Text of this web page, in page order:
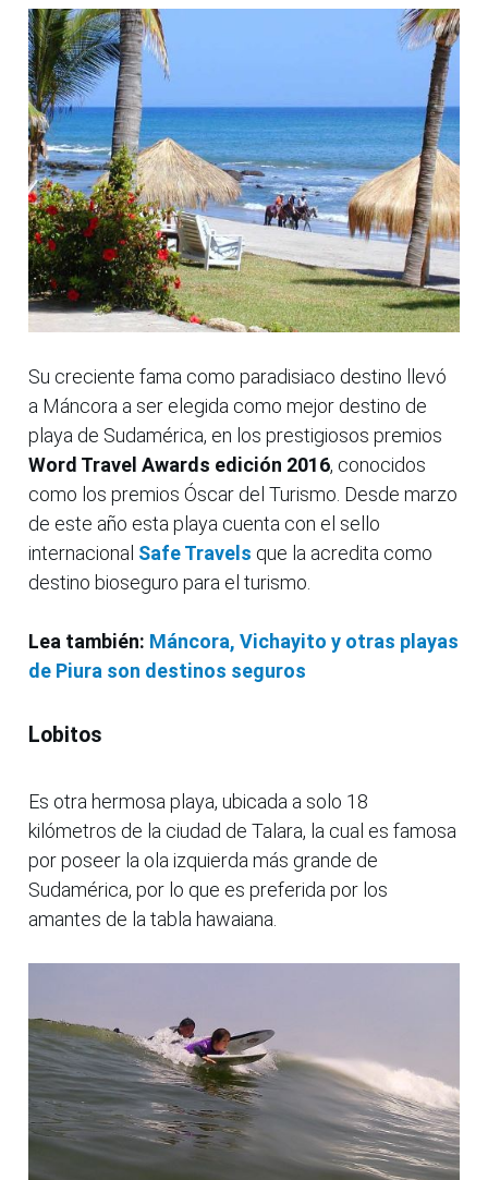
Su creciente fama como paradisiaco destino llevó
a Máncora a ser elegida como mejor destino de
playa de Sudamérica, en los prestigiosos premios
Word Travel Awards edición 2016, conocidos
como los premios Óscar del Turismo. Desde marzo
de este año esta playa cuenta con el sello
internacional Safe Travels que la acredita como
destino bioseguro para el turismo.
Lea también: Máncora, Vichayito y otras playas
de Piura son destinos seguros
Lobitos
Es otra hermosa playa, ubicada a solo 18
kilómetros de la ciudad de Talara, la cual es famosa
por poseer la ola izquierda más grande de
Sudamérica, por lo que es preferida por los
amantes de la tabla hawaiana.